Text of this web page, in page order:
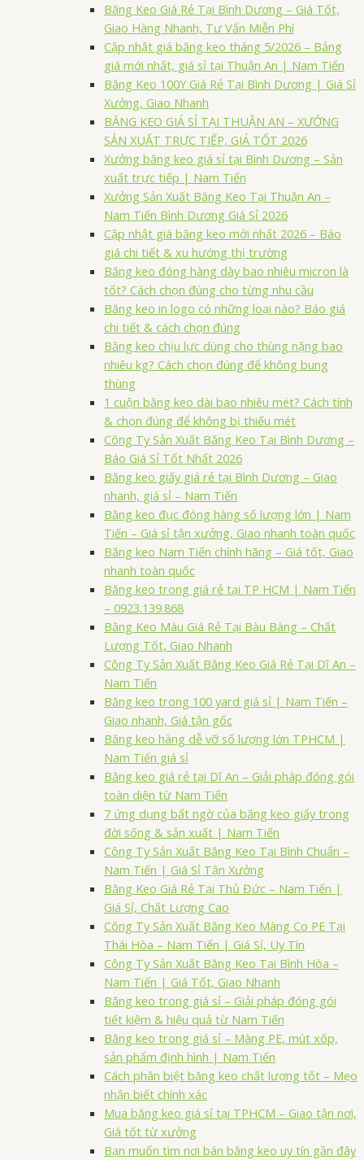
Băng Keo Giá Rẻ Tại Bình Dương – Giá Tốt,
Giao Hàng Nhanh, Tư Vấn Miễn Phí
Cập nhật giá băng keo tháng 5/2026 – Bảng
giá mới nhất, giá sỉ tại Thuận An | Nam Tiến
Băng Keo 100Y Giá Rẻ Tại Bình Dương | Giá Sỉ
Xưởng, Giao Nhanh
BĂNG KEO GIÁ SỈ TẠI THUẬN AN – XƯỞNG
SẢN XUẤT TRỰC TIẾP, GIÁ TỐT 2026
Xưởng băng keo giá sỉ tại Bình Dương – Sản
xuất trực tiếp | Nam Tiến
Xưởng Sản Xuất Băng Keo Tại Thuận An –
Nam Tiến Bình Dương Giá Sỉ 2026
Cập nhật giá băng keo mới nhất 2026 – Báo
giá chi tiết & xu hướng thị trường
Băng keo đóng hàng dày bao nhiêu micron là
tốt? Cách chọn đúng cho từng nhu cầu
Băng keo in logo có những loại nào? Báo giá
chi tiết & cách chọn đúng
Băng keo chịu lực dùng cho thùng nặng bao
nhiêu kg? Cách chọn đúng để không bung
thùng
1 cuộn băng keo dài bao nhiêu mét? Cách tính
& chọn đúng để không bị thiếu mét
Công Ty Sản Xuất Băng Keo Tại Bình Dương –
Báo Giá Sỉ Tốt Nhất 2026
Băng keo giấy giá rẻ tại Bình Dương – Giao
nhanh, giá sỉ – Nam Tiến
Băng keo đục đóng hàng số lượng lớn | Nam
Tiến – Giá sỉ tận xưởng, Giao nhanh toàn quốc
Băng keo Nam Tiến chính hãng – Giá tốt, Giao
nhanh toàn quốc
Băng keo trong giá rẻ tại TP HCM | Nam Tiến
– 0923.139.868
Băng Keo Màu Giá Rẻ Tại Bàu Bàng – Chất
Lượng Tốt, Giao Nhanh
Công Ty Sản Xuất Băng Keo Giá Rẻ Tại Dĩ An –
Nam Tiến
Băng keo trong 100 yard giá sỉ | Nam Tiến –
Giao nhanh, Giá tận gốc
Băng keo hàng dễ vỡ số lượng lớn TPHCM |
Nam Tiến giá sỉ
Băng keo giá rẻ tại Dĩ An – Giải pháp đóng gói
toàn diện từ Nam Tiến
7 ứng dụng bất ngờ của băng keo giấy trong
đời sống & sản xuất | Nam Tiến
Công Ty Sản Xuất Băng Keo Tại Bình Chuẩn –
Nam Tiến | Giá Sỉ Tận Xưởng
Băng Keo Giá Rẻ Tại Thủ Đức – Nam Tiến |
Giá Sỉ, Chất Lượng Cao
Công Ty Sản Xuất Băng Keo Màng Co PE Tại
Thái Hòa – Nam Tiến | Giá Sỉ, Uy Tín
Công Ty Sản Xuất Băng Keo Tại Bình Hòa –
Nam Tiến | Giá Tốt, Giao Nhanh
Băng keo trong giá sỉ – Giải pháp đóng gói
tiết kiệm & hiệu quả từ Nam Tiến
Băng keo trong giá sỉ – Màng PE, mút xốp,
sản phẩm định hình | Nam Tiến
Cách phân biệt băng keo chất lượng tốt – Mẹo
nhận biết chính xác
Mua băng keo giá sỉ tại TPHCM – Giao tận nơi,
Giá tốt từ xưởng
Bạn muốn tìm nơi bán băng keo uy tín gần đây